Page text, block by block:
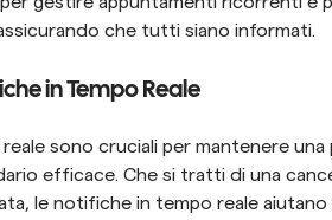
che tutti siano informati.
in Tempo Reale
sono cruciali per mantenere
efficace. Che si tratti di una
le notifiche in tempo reale